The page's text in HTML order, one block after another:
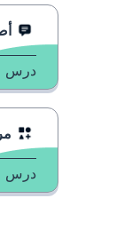
درس
درس